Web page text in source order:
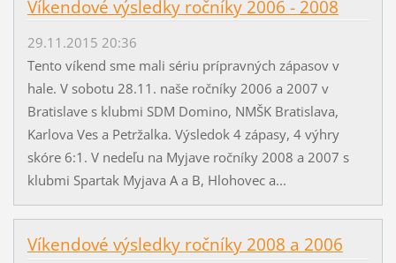
Víkendové výsledky ročníky 2006 - 2008
29.11.2015 20:36
Tento víkend sme mali sériu prípravných zápasov v
hale. V sobotu 28.11. naše ročníky 2006 a 2007 v
Bratislave s klubmi SDM Domino, NMŠK Bratislava,
Karlova Ves a Petržalka. Výsledok 4 zápasy, 4 výhry
skóre 6:1. V nedeľu na Myjave ročníky 2008 a 2007 s
klubmi Spartak Myjava A a B, Hlohovec a...
Víkendové výsledky ročníky 2008 a 2006